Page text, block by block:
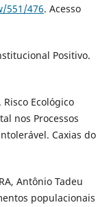
551/476. Acesso
Positivo.
Ecológico
nos Processos
Caxias do
Antônio Tadeu
populacionais